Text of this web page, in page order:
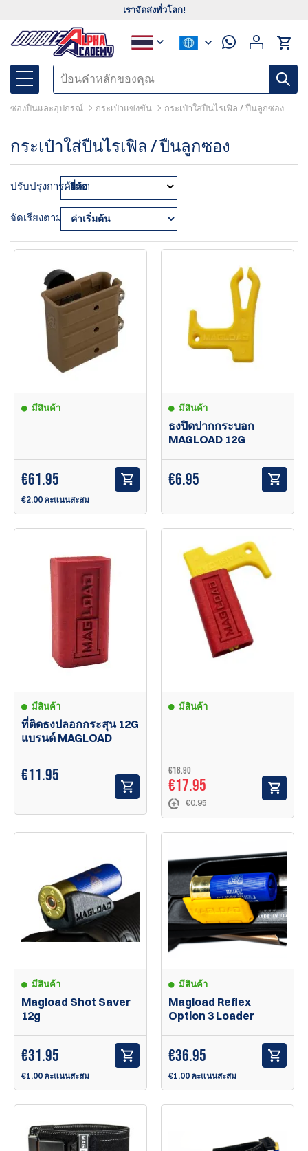
เราจัดส่งทั่วโลก!
ซองปืนและอุปกรณ์ กระเป๋าแข่งขัน กระเป๋าใส่ปืนไรเฟิล / ปืนลูกซอง
กระเป๋าใส่ปืนไรเฟิล / ปืนลูกซอง
ปรับปรุงการค้นหา
ยี่ห้อ
จัดเรียงตาม:
มีสินค้า
€61.95
€2.00 คะแนนสะสม
มีสินค้า
ธงปิดปากกระบอก
MAGLOAD 12G
€6.95
มีสินค้า
ที่ติดธงปลอกกระสุน 12G
แบรนด์ MAGLOAD
€11.95
มีสินค้า
€18.90
€17.95
€0.95
มีสินค้า
Magload Shot Saver
12g
€31.95
€1.00 คะแนนสะสม
มีสินค้า
Magload Reflex
Option 3 Loader
€36.95
€1.00 คะแนนสะสม